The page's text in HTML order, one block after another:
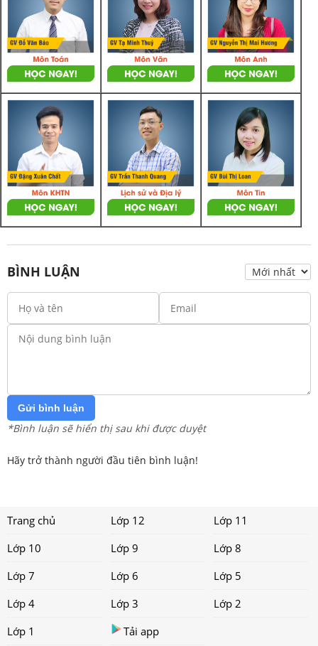
BÌNH LUẬN
Gửi bình luận
*Bình luận sẽ hiển thị sau khi được duyệt
Hãy trở thành người đầu tiên bình luận!
Trang chủ Lớp 12
Lớp 11
Lớp 10
Lớp 9
Lớp 8
Lớp 7
Lớp 6
Lớp 5
Lớp 4
Lớp 3
Lớp 2
Lớp 1
Tải app